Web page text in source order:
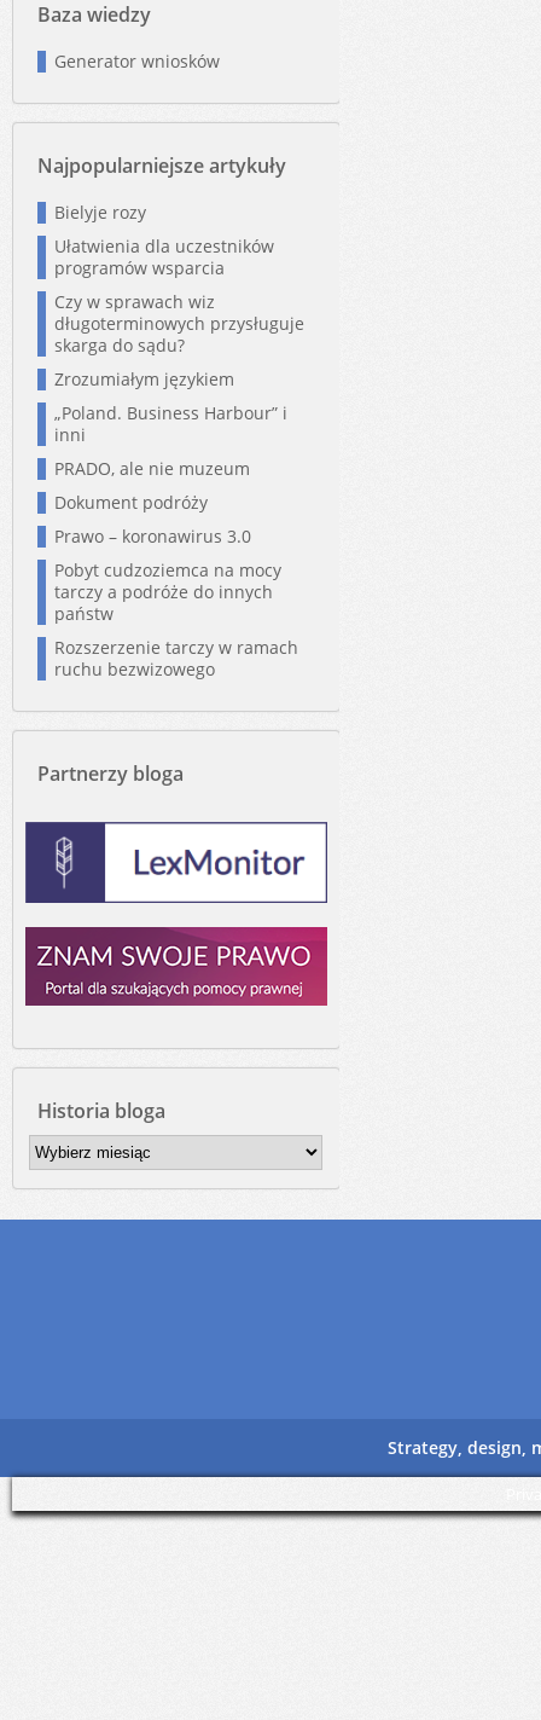
Baza wiedzy
Generator wniosków
Najpopularniejsze artykuły
Bielyje rozy
Ułatwienia dla uczestników
programów wsparcia
Czy w sprawach wiz
długoterminowych przysługuje
skarga do sądu?
Zrozumiałym językiem
„Poland. Business Harbour” i
inni
PRADO, ale nie muzeum
Dokument podróży
Prawo – koronawirus 3.0
Pobyt cudzoziemca na mocy
tarczy a podróże do innych
państw
Rozszerzenie tarczy w ramach
ruchu bezwizowego
Partnerzy bloga
Historia bloga
Historia
bloga
Strategy, design,